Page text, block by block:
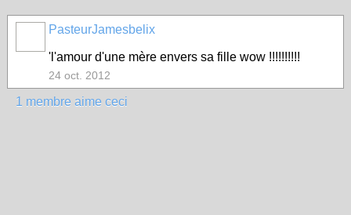
PasteurJamesbelix
'l'amour d'une mère envers sa fille wow !!!!!!!!!!
24 oct. 2012
1 membre aime ceci